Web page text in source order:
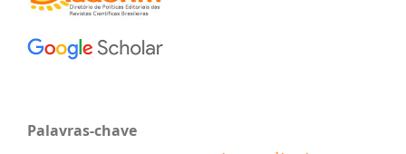
Palavras-chave